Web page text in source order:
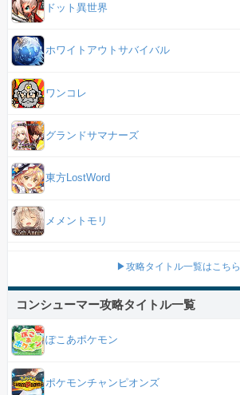
ドット異世界
ホワイトアウトサバイバル
ワンコレ
グランドサマナーズ
東方LostWord
メメントモリ
▶攻略タイトル一覧はこちら
コンシューマー攻略タイトル一覧
ぽこあポケモン
ポケモンチャンピオンズ